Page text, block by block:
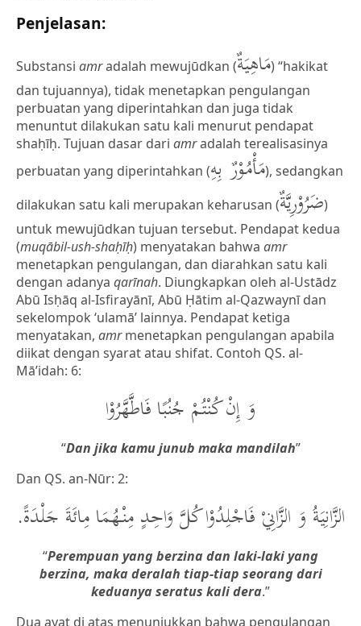
Penjelasan:
Substansi amradalah mewujūdkan (مَاهِيَةٌ) “hakikat
dan tujuannya), tidak menetapkan pengulangan
perbuatan yang diperintahkan dan juga tidak
menuntut dilakukan satu kali menurut pendapat
shaḥīḥ. Tujuan dasar dari amradalah terealisasinya
perbuatan yang diperintahkan (مَأْمُوْرٌ بِهِ), sedangkan
dilakukan satu kali merupakan keharusan (ضَرُوْرِيَّةٌ)
untuk mewujūdkan tujuan tersebut. Pendapat kedua
(muqābil-ush-shaḥīḥ) menyatakan bahwa amr
menetapkan pengulangan, dan diarahkan satu kali
dengan adanya qarīnah. Diungkapkan oleh al-Ustādz
Abū Isḥāq al-Isfirayānī, Abū Ḥātim al-Qazwaynī dan
sekelompok ‘ulamā’ lainnya. Pendapat ketiga
menyatakan, amrmenetapkan pengulangan apabila
diikat dengan syarat atau shifat. Contoh QS. al-
Mā’idah: 6:
وَ إِنْ كُنْتُمْ جُنُبًا فَاطَّهَّرُوْا
“Dan jika kamu junub maka mandilah”
Dan QS. an-Nūr: 2:
الزَّانِيَةُ وَ الزَّانِيْ فَاجْلِدُوْا كُلَّ وَاحِدٍ مِنْهُمَا مِائَةَ جَلْدَةً.
“Perempuan yang berzina dan laki-laki yang
berzina, maka deralah tiap-tiap seorang dari
keduanya seratus kali dera.”
Dua ayat di atas menunjukkan bahwa pengulangan